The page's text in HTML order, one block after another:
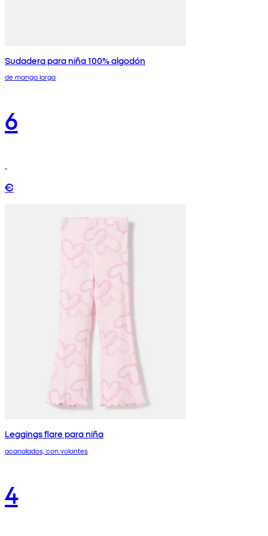
Sudadera para niña 100% algodón
de manga larga
6
€
Leggings flare para niña
acanalados, con volantes
4